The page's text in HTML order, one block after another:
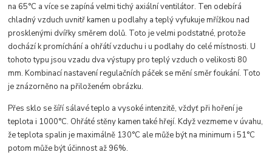
na 65°C a více se zapíná velmi tichý axiální ventilátor. Ten odebírá
chladný vzduch uvnitř kamen u podlahy a teplý vyfukuje mřížkou nad
prosklenými dvířky směrem dolů. Toto je velmi podstatné, protože
dochází k promíchání a ohřátí vzduchu i u podlahy do celé místnosti. U
tohoto typu jsou vzadu dva výstupy pro teplý vzduch o velikosti 80
mm. Kombinací nastavení regulačních páček se mění směr foukání. Toto
je znázorněno na přiloženém obrázku.
Přes sklo se šíří sálavé teplo a vysoké intenzitě, vždyť při hoření je
teplota i 1000°C. Ohřáté stěny kamen také hřejí. Když vezmeme v úvahu,
že teplota spalin je maximálně 130°C ale může být na minimum i 51°C
potom může být účinnost až 96%.